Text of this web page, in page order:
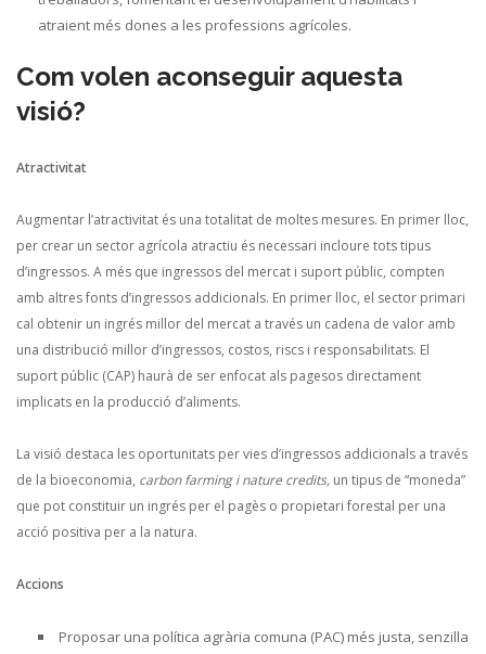
atraient més dones a les professions agrícoles.
Com volen aconseguir aquesta
visió?
Atractivitat
Augmentar l’atractivitat és una totalitat de moltes mesures. En primer lloc,
per crear un sector agrícola atractiu és necessari incloure tots tipus
d’ingressos. A més que ingressos del mercat i suport públic, compten
amb altres fonts d’ingressos addicionals. En primer lloc, el sector primari
cal obtenir un ingrés millor del mercat a través un cadena de valor amb
una distribució millor d’ingressos, costos, riscs i responsabilitats. El
suport públic (CAP) haurà de ser enfocat als pagesos directament
implicats en la producció d’aliments.
La visió destaca les oportunitats per vies d’ingressos addicionals a través
de la bioeconomia, carbon farming i nature credits, un tipus de “moneda”
que pot constituir un ingrés per el pagès o propietari forestal per una
acció positiva per a la natura.
Accions
Proposar una política agrària comuna (PAC) més justa, senzilla